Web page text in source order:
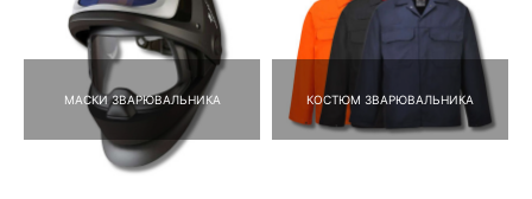
МАСКИ ЗВАРЮВАЛЬНИКА КОСТЮМ ЗВАРЮВАЛЬНИКА